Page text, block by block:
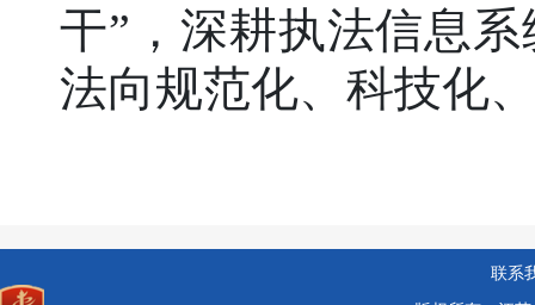
干”，深耕执法信息
法向规范化、科技化
联系